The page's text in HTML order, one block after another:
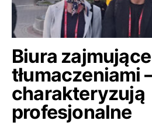
Biura
tłumaczeniami
charakteryzują
profesjonalne